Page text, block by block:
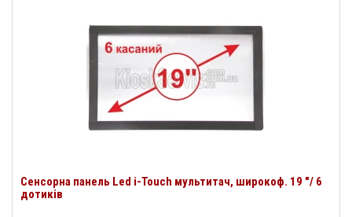
Сенсорна панель Led i-Touch мультитач, широкоф. 19 "/ 6
дотиків